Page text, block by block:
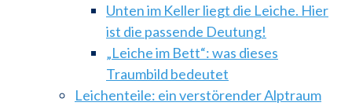
Unten im Keller liegt die Leiche. Hier
ist die passende Deutung!
„Leiche im Bett“: was dieses
Traumbild bedeutet
Leichenteile: ein verstörender Alptraum